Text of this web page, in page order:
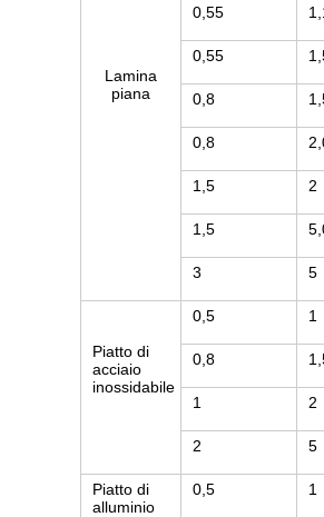
Lamina
piana
0,55
0,55
0,8
0,8
1,5 2
1,5
3 5
Piatto di
acciaio
inossidabile
0,5 1
0,8
1 2
2 5
Piatto di
alluminio
0,5 1